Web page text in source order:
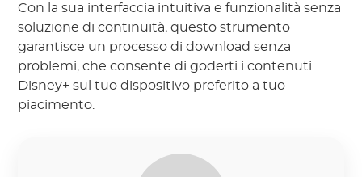
Con la sua interfaccia intuitiva e funzionalità senza
soluzione di continuità, questo strumento
garantisce un processo di download senza
problemi, che consente di goderti i contenuti
Disney+ sul tuo dispositivo preferito a tuo
piacimento.